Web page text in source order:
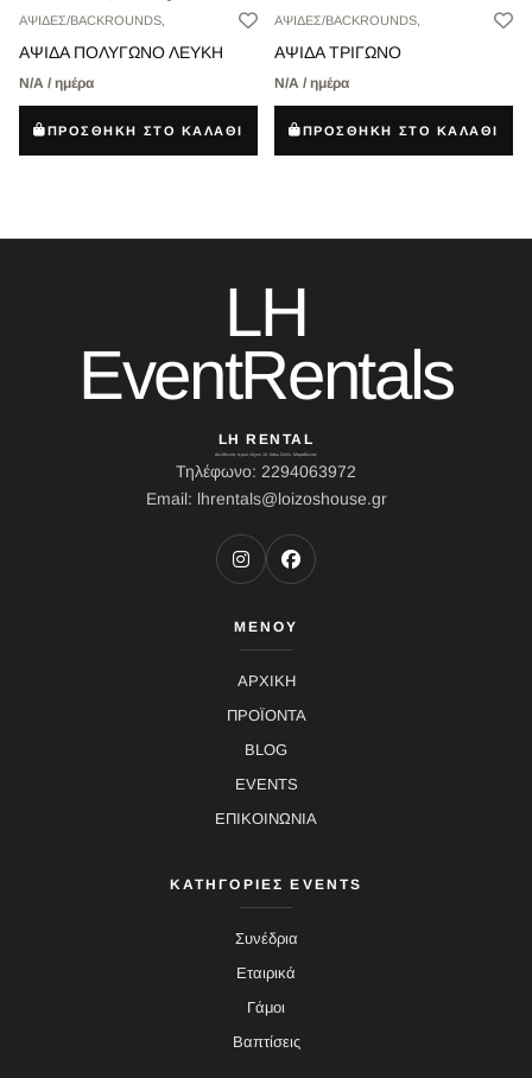
ΑΨΙΔΕΣ/BACKROUNDS,
ΑΨΙΔΑ ΠΟΛΥΓΩΝΟ ΛΕΥΚΗ
Ν/Α / ημέρα
ΠΡΟΣΘΗΚΗ ΣΤΟ ΚΑΛΑΘΙ
ΑΨΙΔΕΣ/BACKROUNDS,
ΑΨΙΔΑ ΤΡΙΓΩΝΟ
Ν/Α / ημέρα
ΠΡΟΣΘΗΚΗ ΣΤΟ ΚΑΛΑΘΙ
LH
EventRentals
LH RENTAL
Διεύθυνση: Ιερού Λόχου 10, Κάτω Σούλι, Μαραθώνας
Τηλέφωνο: 2294063972
Email: lhrentals@loizoshouse.gr
ΜΕΝΟΥ
ΑΡΧΙΚΗ
ΠΡΟΪΟΝΤΑ
BLOG
EVENTS
ΕΠΙΚΟΙΝΩΝΙΑ
ΚΑΤΗΓΟΡΙΕΣ EVENTS
Συνέδρια
Εταιρικά
Γάμοι
Βαπτίσεις